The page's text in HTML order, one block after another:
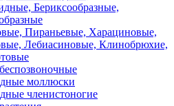
Бериксообразные,
Пираньевые, Харациновые,
Лебиасиновые, Клинобрюхие,
моллюски
членистоногие